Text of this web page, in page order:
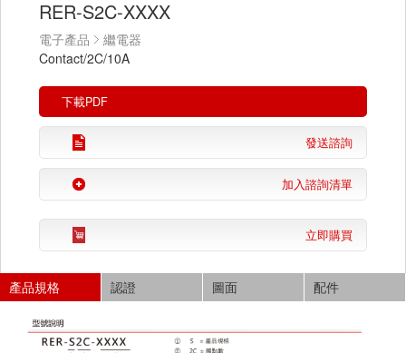
RER-S2C-XXXX
電子產品
繼電器
Contact/2C/10A
下載PDF
發送諮詢
加入諮詢清單
立即購買
產品規格 認證 圖面 配件